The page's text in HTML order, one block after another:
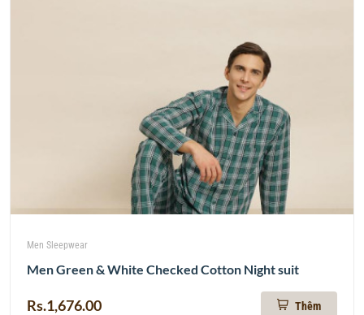
Men Sleepwear
Men Green & White Checked Cotton Night suit
Rs.1,676.00 Thêm